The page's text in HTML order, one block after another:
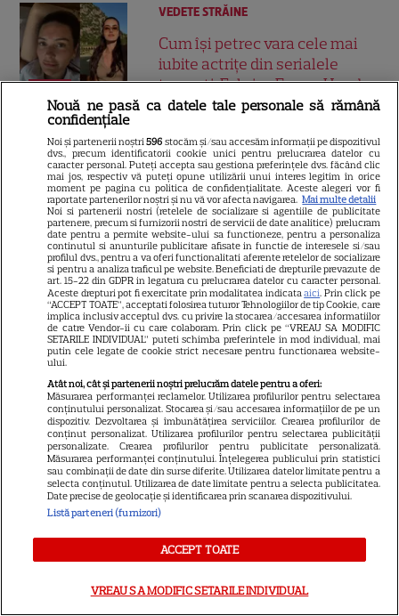
32
VEDETE STRĂINE
Cum își petrec vara cele mai
iubite actrițe din serialele
turcești. Fahriye Evcen, Hande
Erçel și Neslihan Atagül,
31
VEDETE STRĂINE
Can Yaman revine pe ecrane
într-o ipostază complet
diferită. Actorul joacă un
avocat în noul serial „Bro”,
filmat în Italia
ARTICOLE PARTENERI
Breaking tragic în România:
microbuzul în care se afla
acum câteva minute echipa de
fotbal din București, accident
mortal! Câți morți și câți răniți
sunt până acum
Nouă ne pasă ca datele tale personale să rămână
confidențiale
Noi și partenerii noștri596 stocăm și/sau accesăm informații pe dispozitivul
dvs., precum identificatorii cookie unici pentru prelucrarea datelor cu
caracter personal. Puteți accepta sau gestiona preferințele dvs. făcând clic
mai jos, respectiv vă puteți opune utilizării unui interes legitim în orice
moment pe pagina cu politica de confidențialitate. Aceste alegeri vor fi
raportate partenerilor noștri și nu vă vor afecta navigarea. Mai multe detalii
Noi si partenerii nostri (retelele de socializare si agentiile de publicitate
partenere, precum si furnizorii nostri de servicii de date analitice) prelucram
date pentru a permite website-ului sa functioneze, pentru a personaliza
continutul si anunturile publicitare afisate in functie de interesele si/sau
profilul dvs., pentru a va oferi functionalitati aferente retelelor de socializare
si pentru a analiza traficul pe website. Beneficiati de drepturile prevazute de
art. 15-22 din GDPR in legatura cu prelucrarea datelor cu caracter personal.
Aceste drepturi pot fi exercitate prin modalitatea indicataaici. Prin click pe
“ACCEPT TOATE”, acceptati folosirea tuturor Tehnologiilor de tip Cookie, care
implica inclusiv acceptul dvs. cu privire la stocarea/accesarea informatiilor
de catre Vendor-ii cu care colaboram. Prin click pe “VREAU SA MODIFIC
SETARILE INDIVIDUAL” puteti schimba preferintele in mod individual, mai
putin cele legate de cookie strict necesare pentru functionarea website-
ului.
Atât noi, cât și partenerii noștri prelucrăm datele pentru a oferi:
Măsurarea performanței reclamelor. Utilizarea profilurilor pentru selectarea
conținutului personalizat. Stocarea și/sau accesarea informațiilor de pe un
dispozitiv. Dezvoltarea și îmbunătățirea serviciilor. Crearea profilurilor de
conținut personalizat. Utilizarea profilurilor pentru selectarea publicității
personalizate. Crearea profilurilor pentru publicitate personalizată.
Măsurarea performanței conținutului. Înțelegerea publicului prin statistici
sau combinații de date din surse diferite. Utilizarea datelor limitate pentru a
selecta conținutul. Utilizarea de date limitate pentru a selecta publicitatea.
Date precise de geolocație și identificarea prin scanarea dispozitivului.
Listă parteneri (furnizori)
ACCEPT TOATE
VREAU SA MODIFIC SETARILE INDIVIDUAL